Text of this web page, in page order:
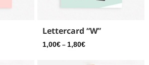
Lettercard “W”
1,00€ – 1,80€